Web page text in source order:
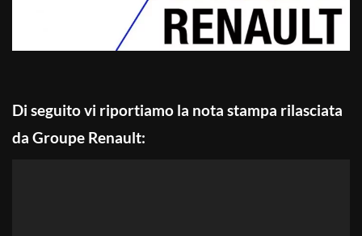
Di seguito vi riportiamo la nota stampa rilasciata
da Groupe Renault: